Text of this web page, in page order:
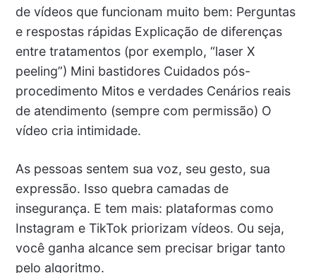
de vídeos que funcionam muito bem: Perguntas
e respostas rápidas Explicação de diferenças
entre tratamentos (por exemplo, “laser X
peeling”) Mini bastidores Cuidados pós-
procedimento Mitos e verdades Cenários reais
de atendimento (sempre com permissão) O
vídeo cria intimidade.
As pessoas sentem sua voz, seu gesto, sua
expressão. Isso quebra camadas de
insegurança. E tem mais: plataformas como
Instagram e TikTok priorizam vídeos. Ou seja,
você ganha alcance sem precisar brigar tanto
pelo algoritmo.